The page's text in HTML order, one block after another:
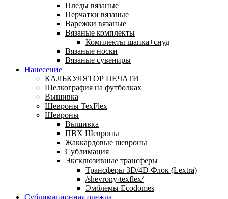
Пледы вязаные
Перчатки вязаные
Варежки вязаные
Вязаные комплекты
Комплекты шапка+снуд
Вязаные носки
Вязаные сувениры
Нанесение
КАЛЬКУЛЯТОР ПЕЧАТИ
Шелкография на футболках
Вышивка
Шевроны TexFlex
Шевроны
Вышивка
ПВХ Шевроны
Жаккардовые шевроны
Сублимация
Эксклюзивные трансферы
Трансферы 3D/4D Флок (Lextra)
/shevrony-texflex/
Эмблемы Ecodomes
Сублимационная одежда